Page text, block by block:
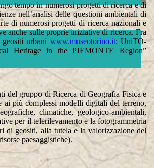
tempo in numerosi progetti di ricerca e di
nell’analisi delle questioni ambientali di
di numerosi progetti di ricerca nazionali e
anche sulle proprie iniziative di ricerca. Fra
urbani www.museotorino.it; UniTO-
Heritage in the PIEMONTE Region”
del gruppo di Ricerca di Geografia Fisica e
ai più complessi modelli digitali del terreno,
climatiche, geologico-ambientali,
per il telerilevamento e la fotogrammetria
di geositi, alla tutela e la valorizzazione del
paesaggistiche).